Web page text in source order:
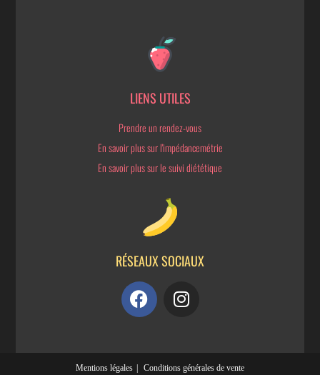
LIENS UTILES
Prendre un rendez-vous
En savoir plus sur l'impédancemétrie
En savoir plus sur le suivi diététique
RÉSEAUX SOCIAUX
Mentions légales Conditions générales de vente